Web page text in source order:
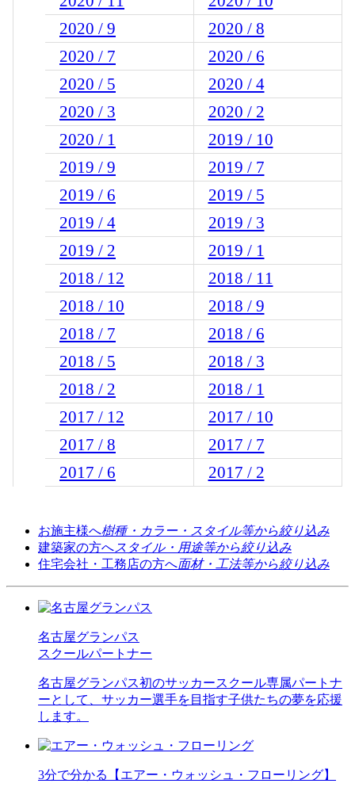
2020 / 9
2020 / 8
2020 / 7
2020 / 6
2020 / 5
2020 / 4
2020 / 3
2020 / 2
2020 / 1
2019 / 10
2019 / 9
2019 / 7
2019 / 6
2019 / 5
2019 / 4
2019 / 3
2019 / 2
2019 / 1
2018 / 12
2018 / 11
2018 / 10
2018 / 9
2018 / 7
2018 / 6
2018 / 5
2018 / 3
2018 / 2
2018 / 1
2017 / 12
2017 / 10
2017 / 8
2017 / 7
2017 / 6
2017 / 2
お施主様へ樹種・カラー・スタイル等から絞り込み
建築家の方へ スタイル・用途等から絞り込み
住宅会社・工務店の方へ面材・工法等から絞り込み
名古屋グランパス
スクールパートナー
名古屋グランパス初のサッカースクール専属パートナ
ーとして、サッカー選手を目指す子供たちの夢を応援
します。
3分で分かる【エアー・ウォッシュ・フローリング】